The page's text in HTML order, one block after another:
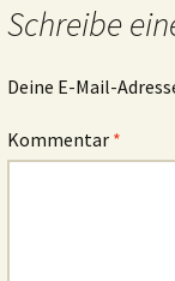
Schreibe
Deine E-Mail-
Kommentar *